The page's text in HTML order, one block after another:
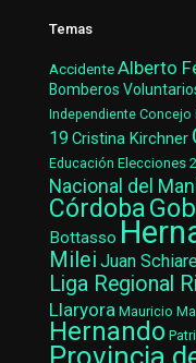
Temas
AccidenteAlberto
Bomberos
Independiente Concejo
19 Cristina Kirchner
Educación Elecciones
Nacional del
Córdoba
Bottasso
Milei Juan
Liga Regional
Llaryora Mauricio
Hernando